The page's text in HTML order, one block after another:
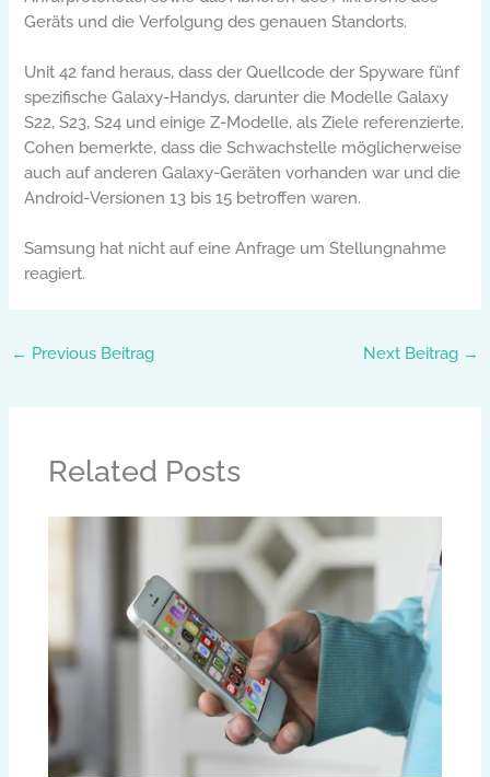
Geräts und die Verfolgung des genauen Standorts.
Unit 42 fand heraus, dass der Quellcode der Spyware fünf
spezifische Galaxy-Handys, darunter die Modelle Galaxy
S22, S23, S24 und einige Z-Modelle, als Ziele referenzierte.
Cohen bemerkte, dass die Schwachstelle möglicherweise
auch auf anderen Galaxy-Geräten vorhanden war und die
Android-Versionen 13 bis 15 betroffen waren.
Samsung hat nicht auf eine Anfrage um Stellungnahme
reagiert.
← Previous Beitrag Next Beitrag →
Related Posts